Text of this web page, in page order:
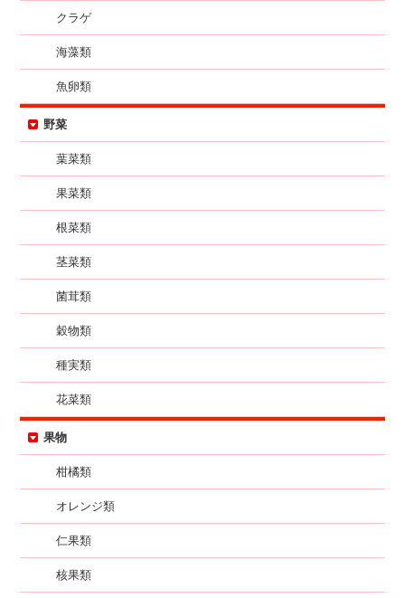
クラゲ
海藻類
魚卵類
野菜
葉菜類
果菜類
根菜類
茎菜類
菌茸類
穀物類
種実類
花菜類
果物
柑橘類
オレンジ類
仁果類
核果類